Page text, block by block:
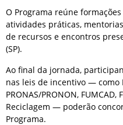
O Programa reúne
atividades práticas,
de recursos e encontros
(SP).
Ao final da jornada,
nas leis de incentivo — como
PRONAS/PRONON,
Reciclagem — poderão
Programa.